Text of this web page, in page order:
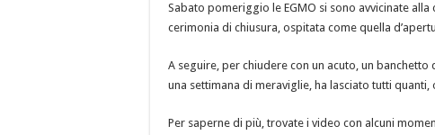
Sabato pomeriggio le EGMO si sono avvicinate
cerimonia di chiusura, ospitata come quella
A seguire, per chiudere con un acuto, un
una settimana di meraviglie, ha lasciato tutti
Per saperne di più, trovate i video con alcuni